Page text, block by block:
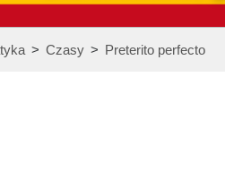
> Czasy > Preterito perfecto